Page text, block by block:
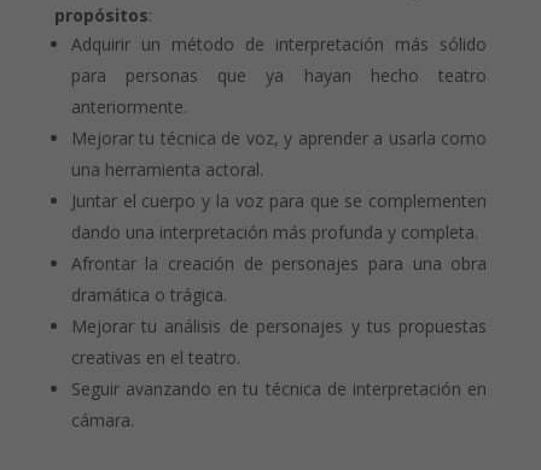
propósitos:
Adquirir un método de interpretación más sólido
para personas que ya hayan hecho teatro
anteriormente.
Mejorar tu técnica de voz, y aprender a usarla como
una herramienta actoral.
Juntar el cuerpo y la voz para que se complementen
dando una interpretación más profunda y completa.
Afrontar la creación de personajes para una obra
dramática o trágica.
Mejorar tu análisis de personajes y tus propuestas
creativas en el teatro.
Seguir avanzando en tu técnica de interpretación en
cámara.